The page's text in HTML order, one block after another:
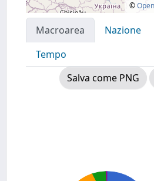
©
Macroarea Nazione
Tempo
Salva come PNG